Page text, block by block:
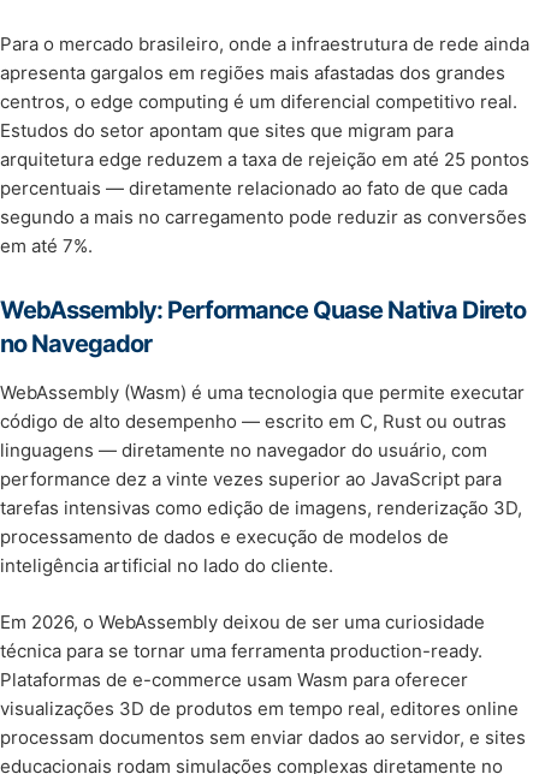
Para o mercado brasileiro, onde a infraestrutura de rede ainda
apresenta gargalos em regiões mais afastadas dos grandes
centros, o edge computing é um diferencial competitivo real.
Estudos do setor apontam que sites que migram para
arquitetura edge reduzem a taxa de rejeição em até 25 pontos
percentuais — diretamente relacionado ao fato de que cada
segundo a mais no carregamento pode reduzir as conversões
em até 7%.
WebAssembly: Performance Quase Nativa Direto
no Navegador
WebAssembly (Wasm) é uma tecnologia que permite executar
código de alto desempenho — escrito em C, Rust ou outras
linguagens — diretamente no navegador do usuário, com
performance dez a vinte vezes superior ao JavaScript para
tarefas intensivas como edição de imagens, renderização 3D,
processamento de dados e execução de modelos de
inteligência artificial no lado do cliente.
Em 2026, o WebAssembly deixou de ser uma curiosidade
técnica para se tornar uma ferramenta production-ready.
Plataformas de e-commerce usam Wasm para oferecer
visualizações 3D de produtos em tempo real, editores online
processam documentos sem enviar dados ao servidor, e sites
educacionais rodam simulações complexas diretamente no